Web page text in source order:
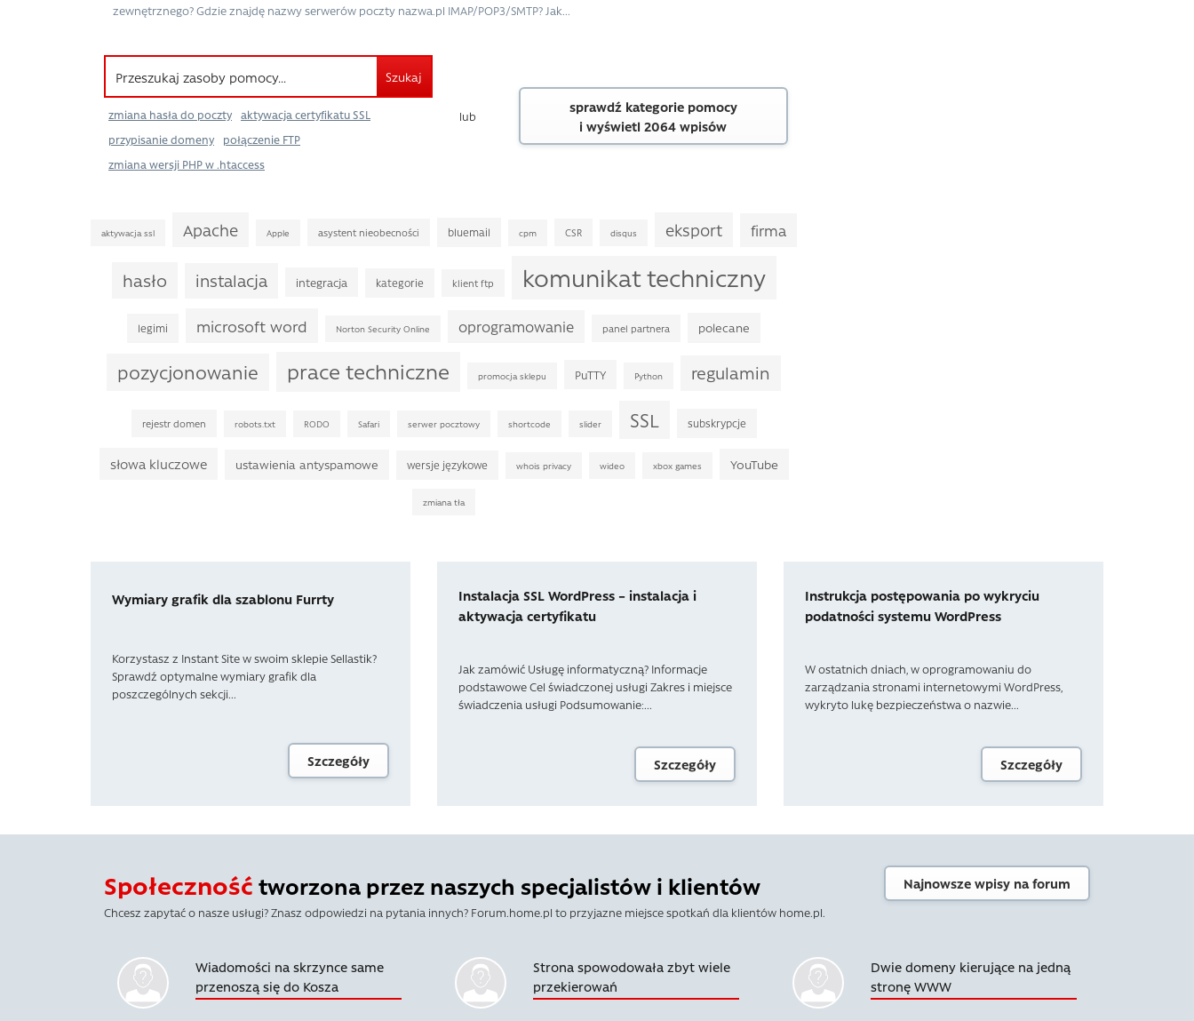
zewnętrznego? Gdzie znajdę nazwy serwerów poczty nazwa.pl IMAP/POP3/SMTP? Jak...
Szukaj
zmiana hasła do poczty
aktywacja certyfikatu SSL
przypisanie domeny
połączenie FTP
zmiana wersji PHP w .htaccess
lub
sprawdź kategorie pomocy
i wyświetl 2064 wpisów
aktywacja ssl Apache Apple asystent nieobecności bluemail cpm CSR disqus eksport firma
hasło instalacja integracja kategorie klient ftp komunikat techniczny
legimi microsoft word Norton Security Online oprogramowanie panel partnera polecane
pozycjonowanie prace techniczne promocja sklepu PuTTY Python regulamin
rejestr domen robots.txt RODO Safari serwer pocztowy shortcode slider SSL subskrypcje
słowa kluczowe ustawienia antyspamowe wersje językowe whois privacy wideo xbox games YouTube
zmiana tła
Wymiary grafik dla szablonu Furrty
Korzystasz z Instant Site w swoim sklepie Sellastik?
Sprawdź optymalne wymiary grafik dla
poszczególnych sekcji...
Szczegóły
Instalacja SSL WordPress – instalacja i
aktywacja certyfikatu
Jak zamówić Usługę informatyczną? Informacje
podstawowe Cel świadczonej usługi Zakres i miejsce
świadczenia usługi Podsumowanie:...
Szczegóły
Instrukcja postępowania po wykryciu
podatności systemu WordPress
W ostatnich dniach, w oprogramowaniu do
zarządzania stronami internetowymi WordPress,
wykryto lukę bezpieczeństwa o nazwie...
Szczegóły
Społeczność tworzona przez naszych specjalistów i klientów
Chcesz zapytać o nasze usługi? Znasz odpowiedzi na pytania innych? Forum.home.pl to przyjazne miejsce spotkań dla klientów home.pl.
Najnowsze wpisy na forum
Wiadomości na skrzynce same
przenoszą się do Kosza
Strona spowodowała zbyt wiele
przekierowań
Dwie domeny kierujące na jedną
stronę WWW